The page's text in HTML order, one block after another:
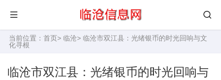
当前位置： 首页> 临沧> 临沧市双江县：光绪银币的时光回响与文
化寻根
临沧市双江县：光绪银币的时光回响与